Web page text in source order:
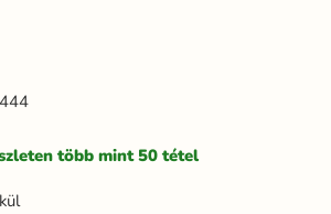
több mint 50 tétel